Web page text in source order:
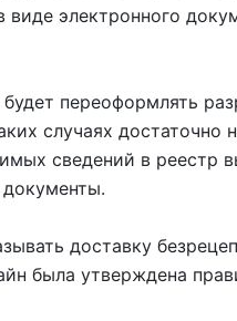
виде электронного
переоформлять
случаях достаточно
сведений в реестр
доставку
была утверждена